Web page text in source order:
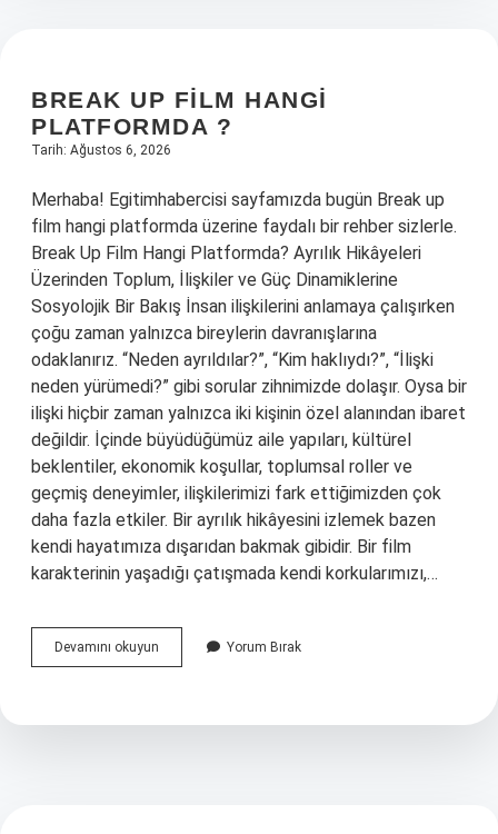
BREAK UP FILM HANGI
PLATFORMDA ?
Tarih: Ağustos 6, 2026
Merhaba! Egitimhabercisi sayfamızda bugün Break up
film hangi platformda üzerine faydalı bir rehber sizlerle.
Break Up Film Hangi Platformda? Ayrılık Hikâyeleri
Üzerinden Toplum, İlişkiler ve Güç Dinamiklerine
Sosyolojik Bir Bakış İnsan ilişkilerini anlamaya çalışırken
çoğu zaman yalnızca bireylerin davranışlarına
odaklanırız. “Neden ayrıldılar?”, “Kim haklıydı?”, “İlişki
neden yürümedi?” gibi sorular zihnimizde dolaşır. Oysa bir
ilişki hiçbir zaman yalnızca iki kişinin özel alanından ibaret
değildir. İçinde büyüdüğümüz aile yapıları, kültürel
beklentiler, ekonomik koşullar, toplumsal roller ve
geçmiş deneyimler, ilişkilerimizi fark ettiğimizden çok
daha fazla etkiler. Bir ayrılık hikâyesini izlemek bazen
kendi hayatımıza dışarıdan bakmak gibidir. Bir film
karakterinin yaşadığı çatışmada kendi korkularımızı,…
Devamını okuyun
up
platformda
Yorum Bırak